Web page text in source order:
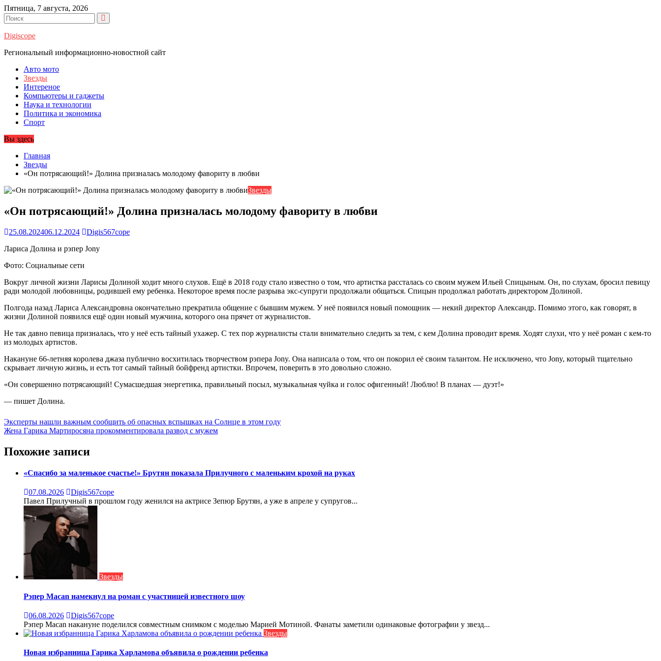
Перейти
к
содержимому
Пятница, 7 августа, 2026
Digiscope
Региональный информационно-новостной сайт
Авто мото
Звезды
Интереное
Компьютеры и гаджеты
Наука и технологии
Политика и экономика
Спорт
Вы здесь
Главная
Звезды
«Он потрясающий!» Долина призналась молодому фавориту в любви
Звезды
«Он потрясающий!» Долина призналась молодому фавориту в любви
25.08.202406.12.2024
Digis567cope
Лариса Долина и рэпер Jony
Фото: Социальные сети
Вокруг личной жизни Ларисы Долиной ходит много слухов. Ещё в 2018 году стало известно о том, что артистка рассталась со своим мужем Ильей Спицыным. Он, по слухам, бросил певицу
ради молодой любовницы, родившей ему ребенка. Некоторое время после разрыва экс-супруги продолжали общаться. Спицын продолжал работать директором Долиной.
Полгода назад Лариса Александровна окончательно прекратила общение с бывшим мужем. У неё появился новый помощник — некий директор Александр. Помимо этого, как говорят, в
жизни Долиной появился ещё один новый мужчина, которого она прячет от журналистов.
Не так давно певица призналась, что у неё есть тайный ухажер. С тех пор журналисты стали внимательно следить за тем, с кем Долина проводит время. Ходят слухи, что у неё роман с кем-то
из молодых артистов.
Накануне 66-летняя королева джаза публично восхитилась творчеством рэпера Jony. Она написала о том, что он покорил её своим талантом. Не исключено, что Jony, который тщательно
скрывает личную жизнь, и есть тот самый тайный бойфренд артистки. Впрочем, поверить в это довольно сложно.
«Он совершенно потрясающий! Сумасшедшая энергетика, правильный посыл, музыкальная чуйка и голос офигенный! Люблю! В планах — дуэт!»
— пишет Долина.
Навигация
по
записям
Эксперты нашли важным сообщить об опасных вспышках на Солнце в этом году
Жена Гарика Мартиросяна прокомментировала развод с мужем
Похожие записи
«Спасибо за маленькое счастье!» Брутян показала Прилучного с маленьким крохой на руках
07.08.2026
Digis567cope
Павел Прилучный в прошлом году женился на актрисе Зепюр Брутян, а уже в апреле у супругов...
Звезды
Рэпер Macan намекнул на роман с участницей известного шоу
06.08.2026
Digis567cope
Рэпер Macan накануне поделился совместным снимком с моделью Марией Мотиной. Фанаты заметили одинаковые фотографии у звезд...
Звезды
Новая избранница Гарика Харламова объявила о рождении ребенка